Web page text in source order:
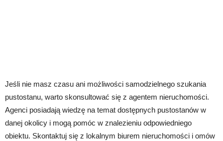
Jeśli nie masz czasu ani możliwości samodzielnego szukania
pustostanu, warto skonsultować się z agentem nieruchomości.
Agenci posiadają wiedzę na temat dostępnych pustostanów w
danej okolicy i mogą pomóc w znalezieniu odpowiedniego
obiektu. Skontaktuj się z lokalnym biurem nieruchomości i omów